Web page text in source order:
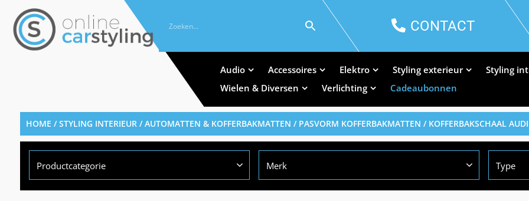
CONTACT
Audio Accessoires Elektro Styling exterieur
Styling
Wielen & Diversen
Verlichting Cadeaubonnen
HOME /STYLING INTERIEUR/AUTOMATTEN & KOFFERBAKMATTEN / PASVORM KOFFERBAKMATTEN / KOFFERBAKSCHAAL
Productcategorie Merk Type